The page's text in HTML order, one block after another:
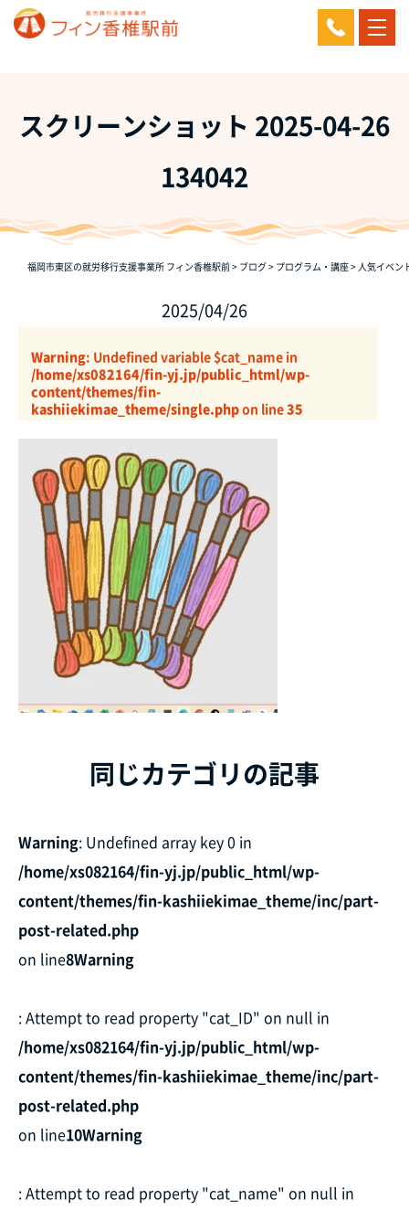
スクリーンショット 2025-04-26
134042
福岡市東区の就労移行支援事業所 フィン香椎駅前> ブログ> プログラム・講座> 人気イベン
2025/04/26
Warning: Undefined variable $cat_name in
/home/xs082164/fin-yj.jp/public_html/wp-
content/themes/fin-
kashiiekimae_theme/single.phpon line35
同じカテゴリの記事
Warning: Undefined array key 0 in
/home/xs082164/fin-yj.jp/public_html/wp-
content/themes/fin-kashiiekimae_theme/inc/part-
post-related.php
on line8Warning
: Attempt to read property "cat_ID" on null in
/home/xs082164/fin-yj.jp/public_html/wp-
content/themes/fin-kashiiekimae_theme/inc/part-
post-related.php
on line10Warning
: Attempt to read property "cat_name" on null in